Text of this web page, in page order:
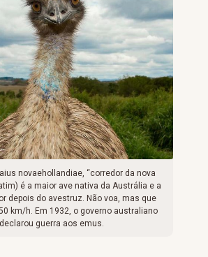
novaehollandiae, “corredor da nova
é a maior ave nativa da Austrália e a
depois do avestruz. Não voa, mas que
km/h. Em 1932, o governo australiano
declarou guerra aos emus.